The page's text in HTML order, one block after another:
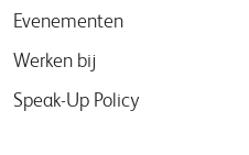
Evenementen
Werken bij
Speak-Up Policy